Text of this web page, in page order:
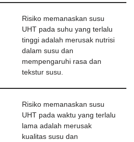
Risiko memanaskan susu
UHT pada suhu yang terlalu
tinggi adalah merusak nutrisi
dalam susu dan
mempengaruhi rasa dan
tekstur susu.
Risiko memanaskan susu
UHT pada waktu yang terlalu
lama adalah merusak
kualitas susu dan